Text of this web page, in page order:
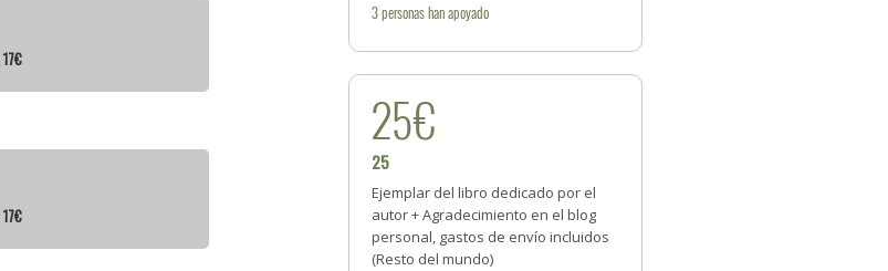
17€
17€
3personashan apoyado
25€
25
Ejemplar del libro dedicado por el
autor + Agradecimiento en el blog
personal, gastos de envío incluidos
(Resto del mundo)